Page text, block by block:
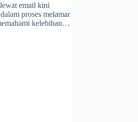
email kini
proses melamar
kelebihan…